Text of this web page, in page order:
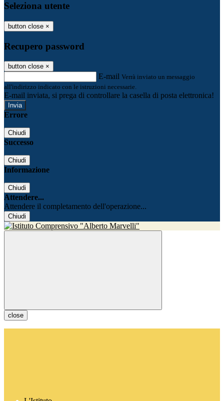
Seleziona utente
button close ×
Recupero password
button close ×
E-mail Verrà inviato un messaggio
all'indirizzo indicato con le istruzioni necessarie.
E-mail inviata, si prega di controllare la casella di posta elettronica!
Errore
Chiudi
Successo
Chiudi
Informazione
Chiudi
Attendere...
Attendere il completamento dell'operazione...
Chiudi
close